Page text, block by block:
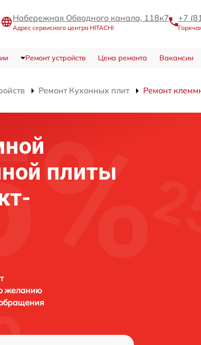
Набережная Обводного канала, 118к7
Адрес сервисного центра HITACHI
+7
Ремонт устройств Цена ремонта Вакансии
Ремонт Кухонных плит Ремонт
плиты
желанию